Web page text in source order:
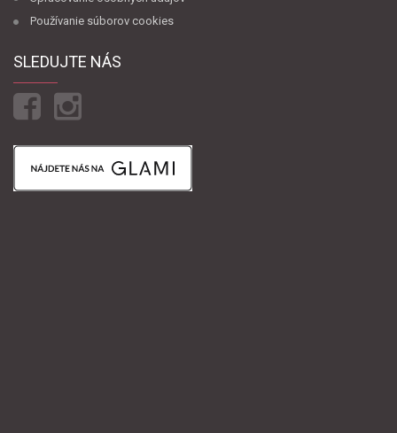
Používanie súborov cookies
SLEDUJTE NÁS